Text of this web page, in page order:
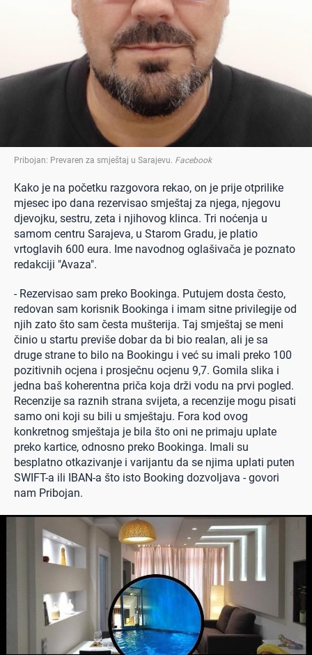
Pribojan: Prevaren za smještaj u Sarajevu Facebook
Kako je na početku razgovora rekao, on je prije otprilike
mjesec ipo dana rezervisao smještaj za njega, njegovu
djevojku, sestru, zeta i njihovog klinca. Tri noćenja u
samom centru Sarajeva, u Starom Gradu, je platio
vrtoglavih 600 eura. Ime navodnog oglašivača je poznato
redakciji "Avaza".
- Rezervisao sam preko Bookinga. Putujem dosta često,
redovan sam korisnik Bookinga i imam sitne privilegije od
njih zato što sam česta mušterija. Taj smještaj se meni
činio u startu previše dobar da bi bio realan, ali je sa
druge strane to bilo na Bookingu i već su imali preko 100
pozitivnih ocjena i prosječnu ocjenu 9,7. Gomila slika i
jedna baš koherentna priča koja drži vodu na prvi pogled.
Recenzije sa raznih strana svijeta, a recenzije mogu pisati
samo oni koji su bili u smještaju. Fora kod ovog
konkretnog smještaja je bila što oni ne primaju uplate
preko kartice, odnosno preko Bookinga. Imali su
besplatno otkazivanje i varijantu da se njima uplati puten
SWIFT-a ili IBAN-a što isto Booking dozvoljava - govori
nam Pribojan.